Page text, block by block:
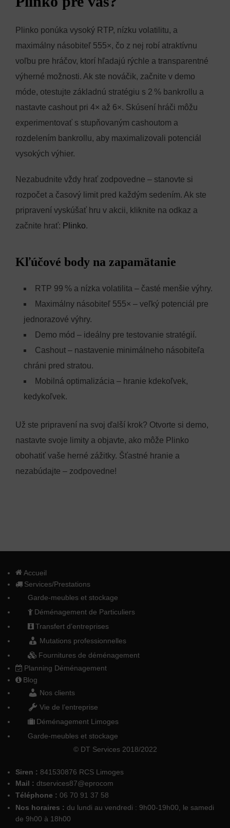
Plinko ponúka vysoký RTP, nízku volatilitu, a
maximálny násobiteľ 555×, čo z nej robí atraktívnu
voľbu pre hráčov, ktorí hľadajú rýchle a transparentné
výherné možnosti. Ak ste nováčik, začnite v demo
móde, otestujte základnú stratégiu s 2 % bankrollu a
nastavte cashout pri 4× až 6×. Skúsení hráči môžu
experimentovať s stupňovaným cashoutom a
rozdelením bankrollu, aby maximalizovali potenciál
vysokých výhier.
Nezabudnite vždy hrať zodpovedne – stanovte si
rozpočet a časový limit pred každým sedením. Ak ste
pripravení vyskúšať hru v akcii, kliknite na odkaz a
začnite hrať: Plinko.
Kľúčové body na zapamätanie
RTP 99 % a nízka volatilita – časté menšie výhry.
Maximálny násobiteľ 555× – veľký potenciál pre
jednorazové výhry.
Demo mód – ideálny pre testovanie stratégií.
Cashout – nastavenie minimálneho násobiteľa
chráni pred stratou.
Mobilná optimalizácia – hranie kdekoľvek,
kedykoľvek.
Už ste pripravení na svoj ďalší krok? Otvorte si demo,
nastavte svoje limity a objavte, ako môže Plinko
obohatiť vaše herné zážitky. Šťastné hranie a
nezabúdajte – zodpovedne!
Accueil
Services/Prestations
Garde-meubles et stockage
Déménagement de Particuliers
Transfert d’entreprises
Mutations professionnelles
Fournitures de déménagement
Planning Déménagement
Blog
Nos clients
Vie de l’entreprise
Déménagement Limoges
Garde-meubles et stockage
© DT Services 2018/2022
Siren : 841530876 RCS Limoges
Mail : dtservices87@eprocom
Téléphone : 06 70 91 37 58
Nos horaires : du lundi au vendredi : 9h00-19h00, le samedi
de 9h00 à 18h00